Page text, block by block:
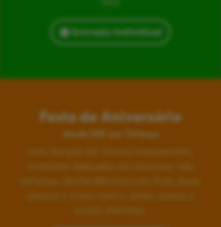
Entrada Individual
Festa de Aniversário
desde 24€ por Criança